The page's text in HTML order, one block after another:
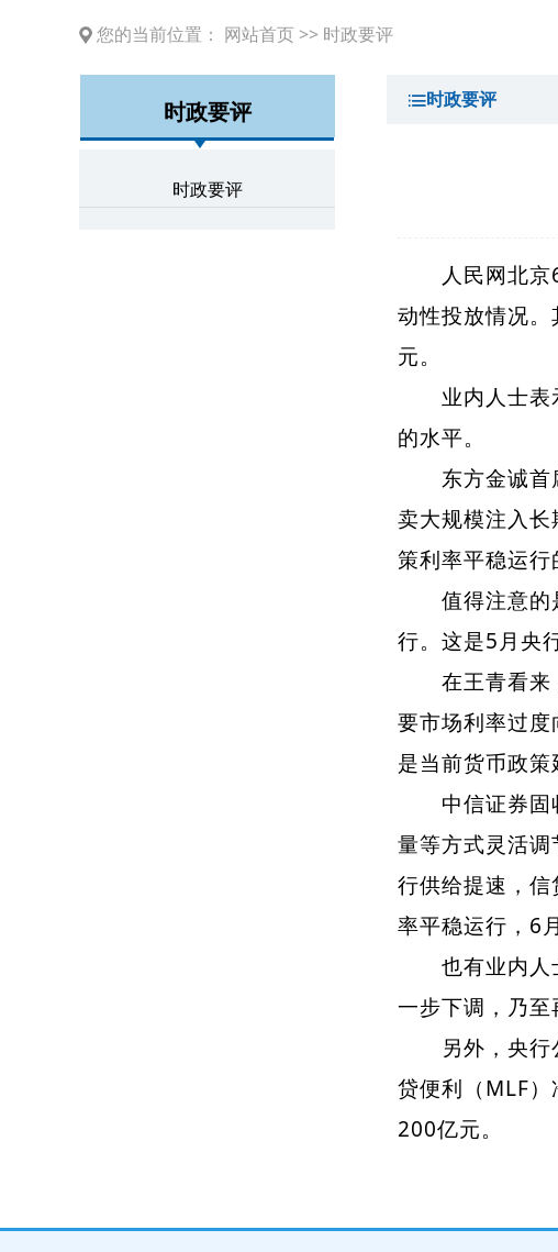
您的当前位置： 网站首页 >> 时政要评
时政要评
时政要评
时政要评
人民网北京6
动性投放情况
元。
业内人士表示
的水平。
东方金诚首席
卖大规模注入
策利率平稳运行
值得注意的是
行。这是5月央
在王青看来，
要市场利率过
是当前货币政策
中信证券固收
量等方式灵活
行供给提速，
率平稳运行，6
也有业内人士
一步下调，乃至
另外，央行公
贷便利（MLF
200亿元。